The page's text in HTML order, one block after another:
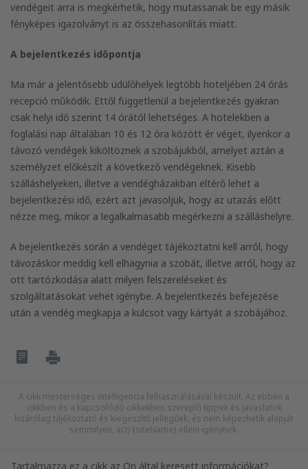
vendégeit arra is megkérhetik, hogy mutassanak be egy másik
fényképes igazolványt is az összehasonlítás miatt.
A bejelentkezés időpontja
Ma már a jelentősebb üdülőhelyek legtöbb hoteljében 24 órás
recepció működik. Ettől függetlenül a bejelentkezés gyakran
csak helyi idő szerint 14 órától lehetséges. A hotelekben a
foglalási nap általában 10 és 12 óra között ér véget, ilyenkor a
távozó vendégek kiköltöznek a szobájukból, amelyet aztán a
személyzet előkészít a következő vendégeknek. Kisebb
szálláshelyeken, illetve a vendégházakban eltérő lehet a
bejelentkezési idő, ezért azt javasoljuk, hogy az utazás előtt
nézze meg, mikor a legalkalmasabb megérkezni a szálláshelyre.
A bejelentkezés során a vendéget tájékoztatni kell arról, hogy
távozáskor meddig kell elhagynia a szobát, illetve arról, hogy az
ott tartózkodása alatt milyen felszereléseket és
szolgáltatásokat vehet igénybe. A bejelentkezés befejezése
után a vendég megkapja a kulcsot vagy kártyát a szobájához.
A cikk mesterséges intelligencia felhasználásával készült. Az ebben a
cikkben és a kapcsolódó cikkekben szereplő tippek és javaslatok
kizárólag tájékoztató és kiegészítő jellegűek, és nem képezhetik alapját
semmilyen, a(z) {siteName} elleni igénynek.
Tartalmazza ez a cikk az Ön által keresett információkat?